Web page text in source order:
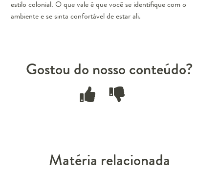
estilo colonial. O que vale é que você se identifique com o
ambiente e se sinta confortável de estar ali.
Gostou do nosso conteúdo?
Matéria relacionada